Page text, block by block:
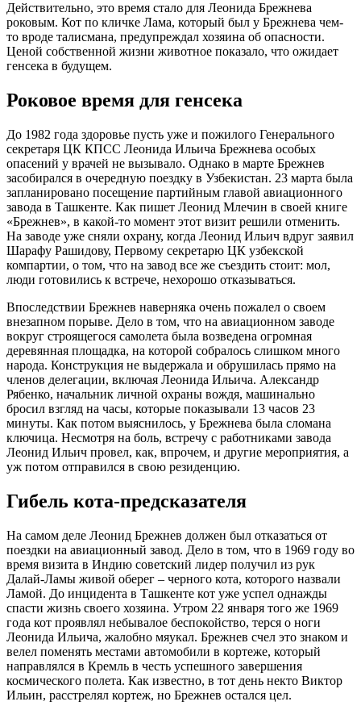
Действительно, это время стало для Леонида Брежнева
роковым. Кот по кличке Лама, который был у Брежнева чем-
то вроде талисмана, предупреждал хозяина об опасности.
Ценой собственной жизни животное показало, что ожидает
генсека в будущем.
Роковое время для генсека
До 1982 года здоровье пусть уже и пожилого Генерального
секретаря ЦК КПСС Леонида Ильича Брежнева особых
опасений у врачей не вызывало. Однако в марте Брежнев
засобирался в очередную поездку в Узбекистан. 23 марта была
запланировано посещение партийным главой авиационного
завода в Ташкенте. Как пишет Леонид Млечин в своей книге
«Брежнев», в какой-то момент этот визит решили отменить.
На заводе уже сняли охрану, когда Леонид Ильич вдруг заявил
Шарафу Рашидову, Первому секретарю ЦК узбекской
компартии, о том, что на завод все же съездить стоит: мол,
люди готовились к встрече, нехорошо отказываться.
Впоследствии Брежнев наверняка очень пожалел о своем
внезапном порыве. Дело в том, что на авиационном заводе
вокруг строящегося самолета была возведена огромная
деревянная площадка, на которой собралось слишком много
народа. Конструкция не выдержала и обрушилась прямо на
членов делегации, включая Леонида Ильича. Александр
Рябенко, начальник личной охраны вождя, машинально
бросил взгляд на часы, которые показывали 13 часов 23
минуты. Как потом выяснилось, у Брежнева была сломана
ключица. Несмотря на боль, встречу с работниками завода
Леонид Ильич провел, как, впрочем, и другие мероприятия, а
уж потом отправился в свою резиденцию.
Гибель кота-предсказателя
На самом деле Леонид Брежнев должен был отказаться от
поездки на авиационный завод. Дело в том, что в 1969 году во
время визита в Индию советский лидер получил из рук
Далай-Ламы живой оберег – черного кота, которого назвали
Ламой. До инцидента в Ташкенте кот уже успел однажды
спасти жизнь своего хозяина. Утром 22 января того же 1969
года кот проявлял небывалое беспокойство, терся о ноги
Леонида Ильича, жалобно мяукал. Брежнев счел это знаком и
велел поменять местами автомобили в кортеже, который
направлялся в Кремль в честь успешного завершения
космического полета. Как известно, в тот день некто Виктор
Ильин, расстрелял кортеж, но Брежнев остался цел.